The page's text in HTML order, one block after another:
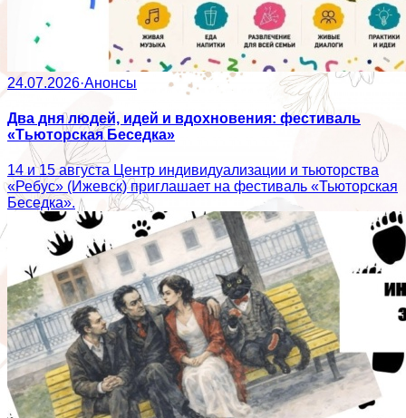
24.07.2026·Анонсы
Два дня людей, идей и вдохновения: фестиваль
«Тьюторская Беседка»
14 и 15 августа Центр индивидуализации и тьюторства
«Ребус» (Ижевск) приглашает на фестиваль «Тьюторская
Беседка».